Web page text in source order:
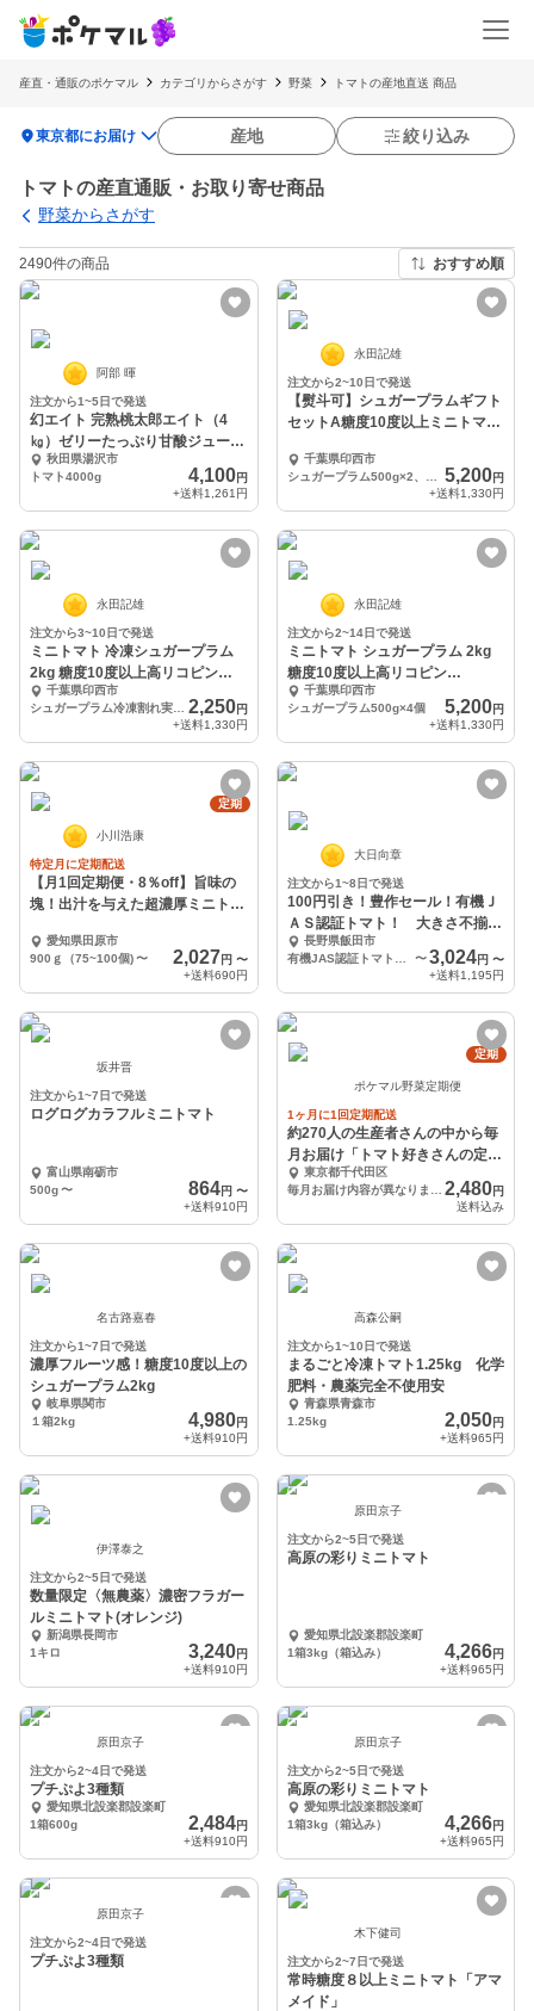
産直・通販のポケマル カテゴリからさがす 野菜 トマトの産地直送 商品
location_on東京都にお届け 産地 絞り込み
トマトの産直通販・お取り寄せ商品
野菜からさがす
2490件の商品 おすすめ順
阿部 暉
注文から1~5日で発送
幻エイト 完熟桃太郎エイト（4
㎏）ゼリーたっぷり甘酸ジューシ
ーな希少栽培トマト
秋田県湯沢市
トマト4000g
4,100円
+送料1,261円
永田記雄
注文から2~10日で発送
【熨斗可】シュガープラムギフト
セットA糖度10度以上ミニトマト
千葉県印西市
5,200円
+送料1,330円
永田記雄
注文から3~10日で発送
ミニトマト 冷凍シュガープラム
2kg 糖度10度以上高リコピン
(300012)
千葉県印西市
2,250円
+送料1,330円
永田記雄
注文から2~14日で発送
ミニトマト シュガープラム 2kg
糖度10度以上高リコピン
(300004)
千葉県印西市
シュガープラム500g×4個
5,200円
+送料1,330円
定期
小川浩康
特定月に定期配送
【月1回定期便・8％off】旨味の
塊！出汁を与えた超濃厚ミニトマ
愛知県田原市
900ｇ（75~100個)〜 2,027 円 〜
+送料690円
大日向章
注文から1~8日で発送
100円引き！豊作セール！有機Ｊ
ＡＳ認証トマト！ 大きさ不揃い
たっぷり約4㎏
長野県飯田市
〜3,024円 〜
+送料1,195円
坂井晋
注文から1~7日で発送
ログログカラフルミニトマト
富山県南砺市
500g〜 864円 〜
+送料910円
定期
ポケマル野菜定期便
1ヶ月に1回定期配送
約270人の生産者さんの中から毎
月お届け「トマト好きさんの定期
便」東京都千代田区
2,480円
送料込み
名古路嘉春
注文から1~7日で発送
濃厚フルーツ感！糖度10度以上の
シュガープラム2kg
岐阜県関市
１箱2kg
4,980円
+送料910円
高森公嗣
注文から1~10日で発送
まるごと冷凍トマト1.25kg 化学
肥料・農薬完全不使用安
青森県青森市
1.25kg
2,050円
+送料965円
伊澤泰之
注文から2~5日で発送
数量限定〈無農薬〉濃密フラガー
ルミニトマト(オレンジ)
新潟県長岡市
1キロ
3,240円
+送料910円
原田京子
注文から2~5日で発送
高原の彩りミニトマト
愛知県北設楽郡設楽町
1箱3kg（箱込み）
4,266円
+送料965円
原田京子
注文から2~4日で発送
プチぷよ3種類
愛知県北設楽郡設楽町
1箱600g
2,484円
+送料910円
原田京子
注文から2~5日で発送
高原の彩りミニトマト
愛知県北設楽郡設楽町
1箱3kg（箱込み）
4,266円
+送料965円
原田京子
注文から2~4日で発送
プチぷよ3種類
木下健司
注文から2~7日で発送
常時糖度８以上ミニトマト「アマ
メイド」